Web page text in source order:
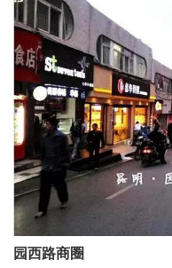
园西路商圈